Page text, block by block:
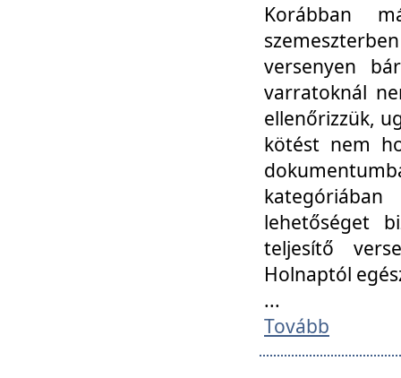
Korábban
versenyen
varratoknál
ellenőrizzük,
kötést nem
lehetőséget
teljesítő
Holnaptól
...
Tovább